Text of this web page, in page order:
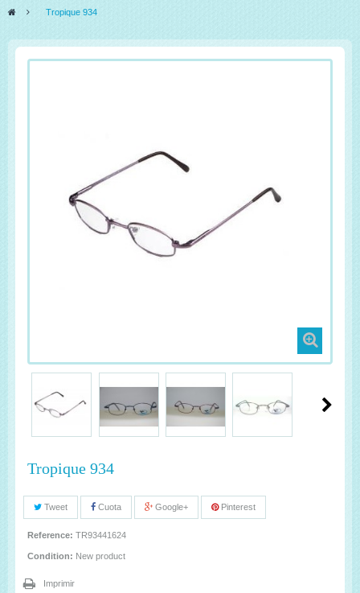
> Tropique 934
Tropique 934
Tweet Cuota Google+ Pinterest
Reference: TR93441624
Condition: New product
Imprimir